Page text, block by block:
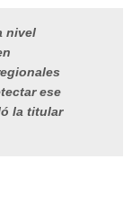
nivel
ese
la titular